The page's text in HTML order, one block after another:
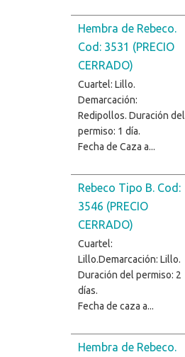
Hembra de Rebeco.
Cod: 3531 (PRECIO
CERRADO)
Cuartel: Lillo.
Demarcación:
Redipollos. Duración del
permiso: 1 día.
Fecha de Caza a...
Rebeco Tipo B. Cod:
3546 (PRECIO
CERRADO)
Cuartel:
Lillo.Demarcación: Lillo.
Duración del permiso: 2
días.
Fecha de caza a...
Hembra de Rebeco.